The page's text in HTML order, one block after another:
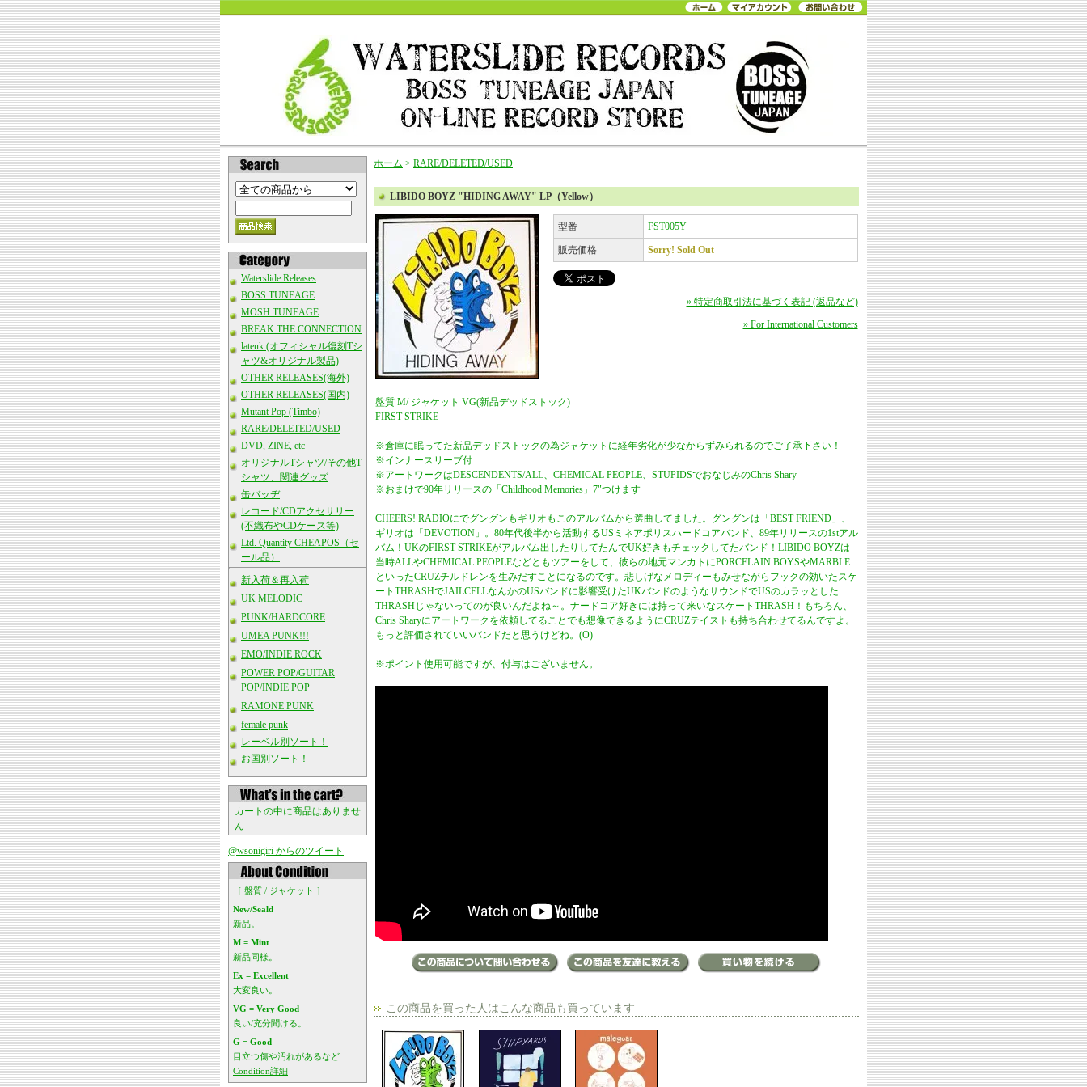
Waterslide Releases
BOSS TUNEAGE
MOSH TUNEAGE
BREAK THE CONNECTION
lateuk (オフィシャル復刻Tシ
ャツ&オリジナル製品)
OTHER RELEASES(海外)
OTHER RELEASES(国内)
Mutant Pop (Timbo)
RARE/DELETED/USED
DVD, ZINE, etc
オリジナルTシャツ/その他T
シャツ、関連グッズ
缶バッヂ
レコード/CDアクセサリー
(不織布やCDケース等)
Ltd. Quantity CHEAPOS（セ
ール品）
新入荷＆再入荷
UK MELODIC
PUNK/HARDCORE
UMEA PUNK!!!
EMO/INDIE ROCK
POWER POP/GUITAR
POP/INDIE POP
RAMONE PUNK
female punk
レーベル別ソート！
お国別ソート！
カートの中に商品はありませ
ん
@wsonigiri からのツイート
［ 盤質 / ジャケット ］
New/Seald
新品。
M = Mint
新品同様。
Ex = Excellent
大変良い。
VG = Very Good
良い/充分聞ける。
G = Good
目立つ傷や汚れがあるなど
Condition詳細
ホーム > RARE/DELETED/USED
LIBIDO BOYZ "HIDING AWAY" LP（Yellow）
型番 FST005Y
販売価格 Sorry! Sold Out
» 特定商取引法に基づく表記 (返品など)
» For International Customers
盤質 M/ ジャケット VG(新品デッドストック)
FIRST STRIKE
※倉庫に眠ってた新品デッドストックの為ジャケットに経年劣化が少なからずみられるのでご了承下さい！
※インナースリーブ付
※アートワークはDESCENDENTS/ALL、CHEMICAL PEOPLE、STUPIDSでおなじみのChris Shary
※おまけで90年リリースの「Childhood Memories」7"つけます
CHEERS! RADIOにでグングンもギリオもこのアルバムから選曲してました。グングンは「BEST FRIEND」、
ギリオは「DEVOTION」。80年代後半から活動するUSミネアポリスハードコアバンド、89年リリースの1stアル
バム！UKのFIRST STRIKEがアルバム出したりしてたんでUK好きもチェックしてたバンド！LIBIDO BOYZは
当時ALLやCHEMICAL PEOPLEなどともツアーをして、彼らの地元マンカトにPORCELAIN BOYSやMARBLE
といったCRUZチルドレンを生みだすことになるのです。悲しげなメロディーもみせながらフックの効いたスケ
ートTHRASHでJAILCELLなんかのUSバンドに影響受けたUKバンドのようなサウンドでUSのカラッとした
THRASHじゃないってのが良いんだよね～。ナードコア好きには持って来いなスケートTHRASH！もちろん、
Chris Sharyにアートワークを依頼してることでも想像できるようにCRUZテイストも持ち合わせてるんですよ。
もっと評価されていいバンドだと思うけどね。(O)
※ポイント使用可能ですが、付与はございません。
この商品を買った人はこんな商品も買っています